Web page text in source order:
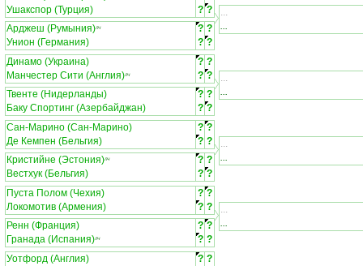
Ушакспор (Турция)
? ?
Арджеш (Румыния)ЛЧ ? ?
Унион (Германия)
? ?
...
...
Динамо (Украина) ? ?
Манчестер Сити (Англия)ЛЧ ? ?
Твенте (Нидерланды)
? ?
Баку Спортинг (Азербайджан)
? ?
...
...
Сан-Марино (Сан-Марино) ? ?
Де Кемпен (Бельгия)
? ?
Кристийне (Эстония)ЛЧ ? ?
Вестхук (Бельгия)
? ?
...
...
Пуста Полом (Чехия) ? ?
Локомотив (Армения)
? ?
Ренн (Франция)
? ?
Гранада (Испания)ЛЧ ? ?
...
...
Уотфорд (Англия) ? ?